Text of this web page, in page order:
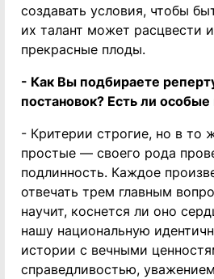
создавать условия, чтобы
их талант может расцвести
прекрасные плоды.
- Как Вы подбираете
постановок? Есть ли
- Критерии строгие, но в то
простые — своего рода
подлинность. Каждое
отвечать трем главным
научит, коснется ли оно
нашу национальную
истории с вечными
справедливостью,